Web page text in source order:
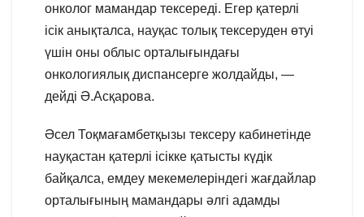
онколог мамандар тексереді. Егер қатерлі
ісік анықталса, науқас толық тексеруден өтуі
үшін оны облыс орталығындағы
онкологиялық диспансерге жолдайды, —
дейді Ә.Асқарова.
Әсел Тоқмағамбетқызы тексеру кабинетінде
науқастан қатерлі ісікке қатысты күдік
байқалса, емдеу мекемелеріндегі жағдайлар
орталығының мамандары әлгі адамды